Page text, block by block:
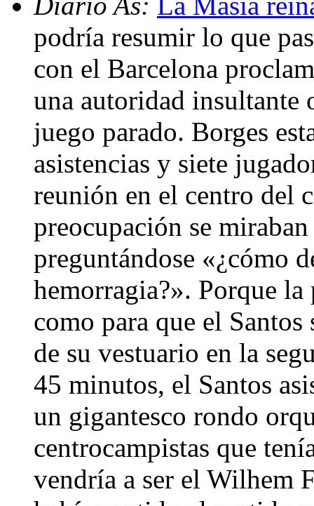
podría resumir lo que
con el Barcelona
una autoridad insultante
juego parado. Borges
asistencias y siete
reunión en el centro del
preocupación se
preguntándose «¿cómo
hemorragia?». Porque
como para que el
de su vestuario en la
45 minutos, el Santos
un gigantesco rondo
centrocampistas que
vendría a ser el Wilhem